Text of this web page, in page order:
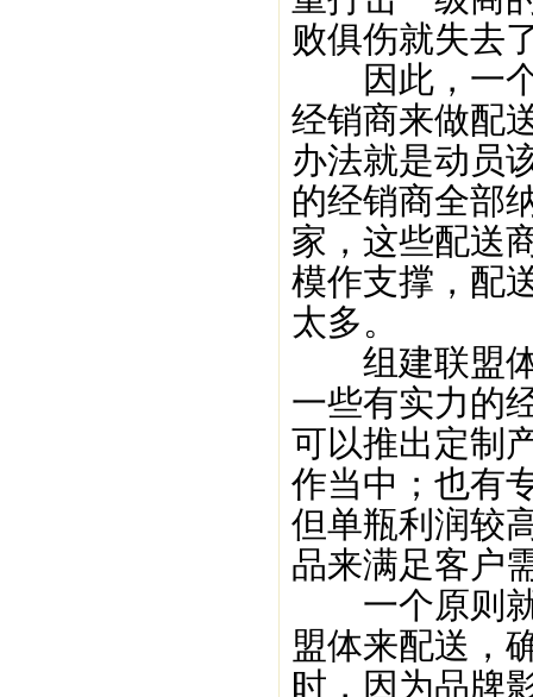
败俱伤就失去
因此，一个
经销商来做配
办法就是动员
的经销商全部
家，这些配送
模作支撑，配
太多。
组建联盟体
一些有实力的
可以推出定制
作当中；也有
但单瓶利润较
品来满足客户
一个原则就
盟体来配送，
时，因为品牌